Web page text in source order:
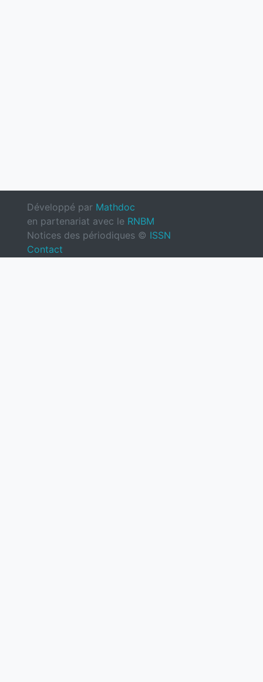
Développé par Mathdoc
en partenariat avec le RNBM
Notices des périodiques © ISSN
Contact